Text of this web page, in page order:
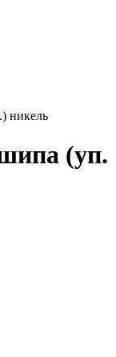
никель
(уп.